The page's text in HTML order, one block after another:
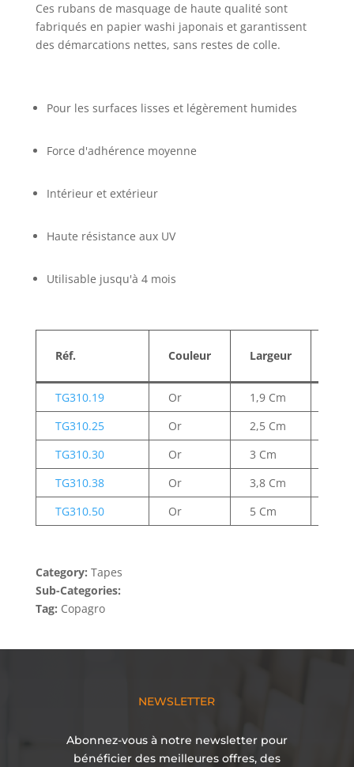
Ces rubans de masquage de haute qualité sont
fabriqués en papier washi japonais et garantissent
des démarcations nettes, sans restes de colle.
Pour les surfaces lisses et légèrement humides
Force d'adhérence moyenne
Intérieur et extérieur
Haute résistance aux UV
Utilisable jusqu'à 4 mois
Réf. Couleur Largeur
TG310.19 Or 1,9 Cm
TG310.25
Or 2,5 Cm
TG310.30
Or 3 Cm
TG310.38
Or 3,8 Cm
TG310.50
Or 5 Cm
Category: Tapes
Sub-Categories:
Tag: Copagro
NEWSLETTER
Abonnez-vous à notre newsletter pour
bénéficier des meilleures offres, des